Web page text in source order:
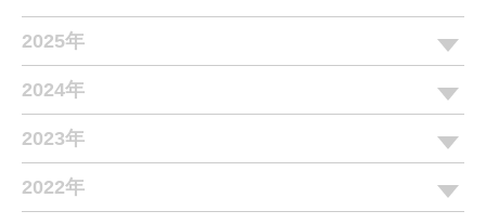
2025年
2024年
2023年
2022年